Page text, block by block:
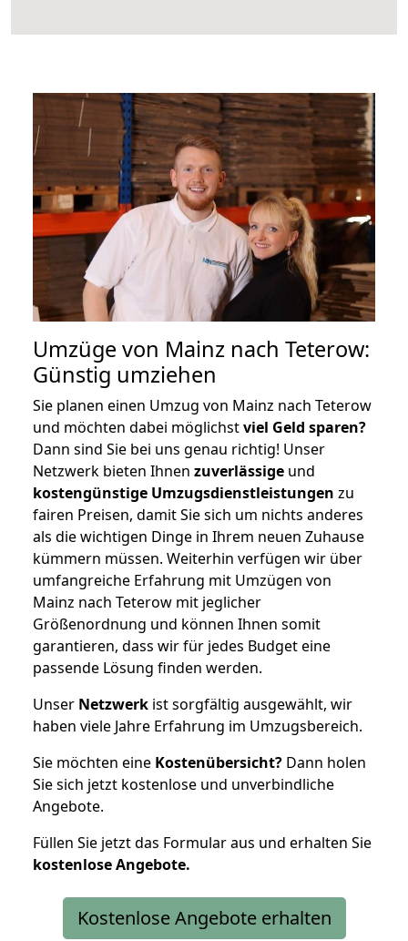
Umzüge von Mainz nach Teterow:
Günstig umziehen
Sie planen einen Umzug von Mainz nach Teterow
und möchten dabei möglichstviel Geld sparen?
Dann sind Sie bei uns genau richtig! Unser
Netzwerk bieten Ihnen zuverlässige und
kostengünstige Umzugsdienstleistungen zu
fairen Preisen, damit Sie sich um nichts anderes
als die wichtigen Dinge in Ihrem neuen Zuhause
kümmern müssen. Weiterhin verfügen wir über
umfangreiche Erfahrung mit Umzügen von
Mainz nach Teterow mit jeglicher
Größenordnung und können Ihnen somit
garantieren, dass wir für jedes Budget eine
passende Lösung finden werden.
Unser Netzwerk ist sorgfältig ausgewählt, wir
haben viele Jahre Erfahrung im Umzugsbereich.
Sie möchten eine Kostenübersicht? Dann holen
Sie sich jetzt kostenlose und unverbindliche
Angebote.
Füllen Sie jetzt das Formular aus und erhalten Sie
kostenloseAngebote.
Kostenlose Angebote erhalten